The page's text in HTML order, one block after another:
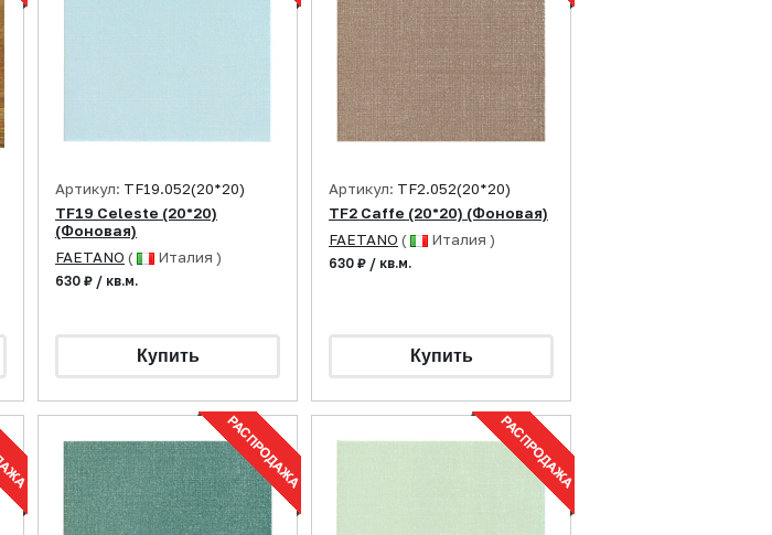
Артикул: TF19.052(20*20)
TF19 Celeste (20*20)
(Фоновая)
FAETANO ( Италия )
630 ₽ / кв.м.
Артикул: TF2.052(20*20)
TF2 Caffe (20*20) (Фоновая)
FAETANO ( Италия )
630 ₽ / кв.м.